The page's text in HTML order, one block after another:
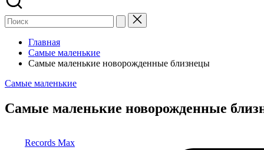
Главная
Самые маленькие
Самые маленькие новорожденные близнецы
Опубликовано
Самые маленькие
Самые маленькие новорожденные
Records Max